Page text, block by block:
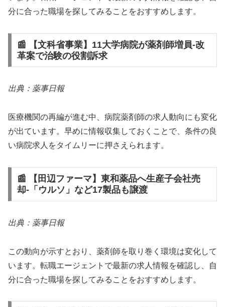
分に合った職場を探してみることをおすすめします。
📰 【文科省事業】11大学病院が薬剤師増員‐改
革案で治験の役割訴求
出典：薬事日報
医療機関の再編が進む中、病院薬剤師の求人動向にも変化
が出ています。早めに情報収集しておくことで、条件の良
い病院求人をタイムリーに押さえられます。
📰 【田辺ファーマ】東和薬品へ生産子会社売
却‐「ウルソ」など17製品も譲渡
出典：薬事日報
この動向が示すとおり、薬剤師を取り巻く環境は変化して
います。転職エージェントで最新の求人情報を確認し、自
分に合った職場を探してみることをおすすめします。